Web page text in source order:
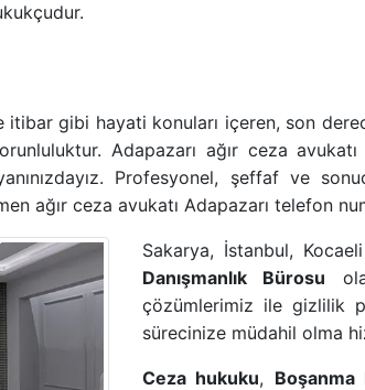
gibi hayati konuları içeren, son
Adapazarı ağır ceza
Profesyonel, şeffaf ve
ağır ceza avukatı Adapazarı telefon
Sakarya, İstanbul,
Danışmanlık Bürosu
çözümlerimiz ile gizlilik
sürecinize müdahil olma
Ceza hukuku, Boşanma